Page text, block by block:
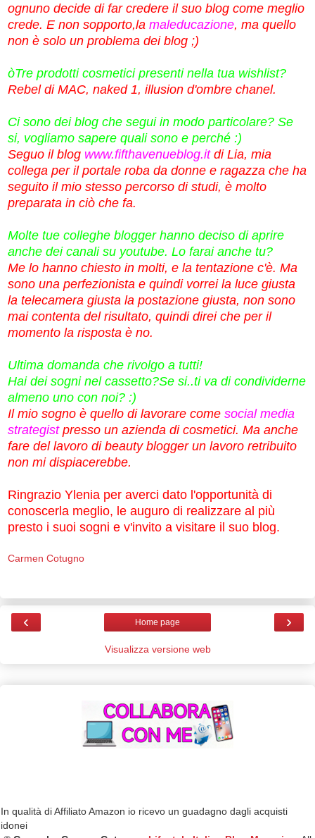
ognuno decide di far credere il suo blog come meglio
crede. E non sopporto,la maleducazione, ma quello
non è solo un problema dei blog ;)
òTre prodotti cosmetici presenti nella tua wishlist?
Rebel di MAC, naked 1, illusion d'ombre chanel.
Ci sono dei blog che segui in modo particolare? Se
si, vogliamo sapere quali sono e perché :)
Seguo il blog www.fifthavenueblog.itdi Lia, mia
collega per il portale roba da donne e ragazza che ha
seguito il mio stesso percorso di studi, è molto
preparata in ciò che fa.
Molte tue colleghe blogger hanno deciso di aprire
anche dei canali su youtube. Lo farai anche tu?
Me lo hanno chiesto in molti, e la tentazione c'è. Ma
sono una perfezionista e quindi vorrei la luce giusta
la telecamera giusta la postazione giusta, non sono
mai contenta del risultato, quindi direi che per il
momento la risposta è no.
Ultima domanda che rivolgo a tutti!
Hai dei sogni nel cassetto?Se si..ti va di condividerne
almeno uno con noi? :)
Il mio sogno è quello di lavorare come social media
strategistpresso un azienda di cosmetici. Ma anche
fare del lavoro di beauty blogger un lavoro retribuito
non mi dispiacerebbe.
Ringrazio Ylenia per averci dato l'opportunità di
conoscerla meglio, le auguro di realizzare al più
presto i suoi sogni e v'invito a visitare il suo blog.
Carmen Cotugno
‹ ›
Home page
Visualizza versione web
In qualità di Affiliato Amazon io ricevo un guadagno dagli acquisti
idonei